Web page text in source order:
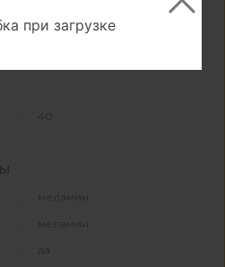
белый
40
меламин
меламин
да
при загрузке